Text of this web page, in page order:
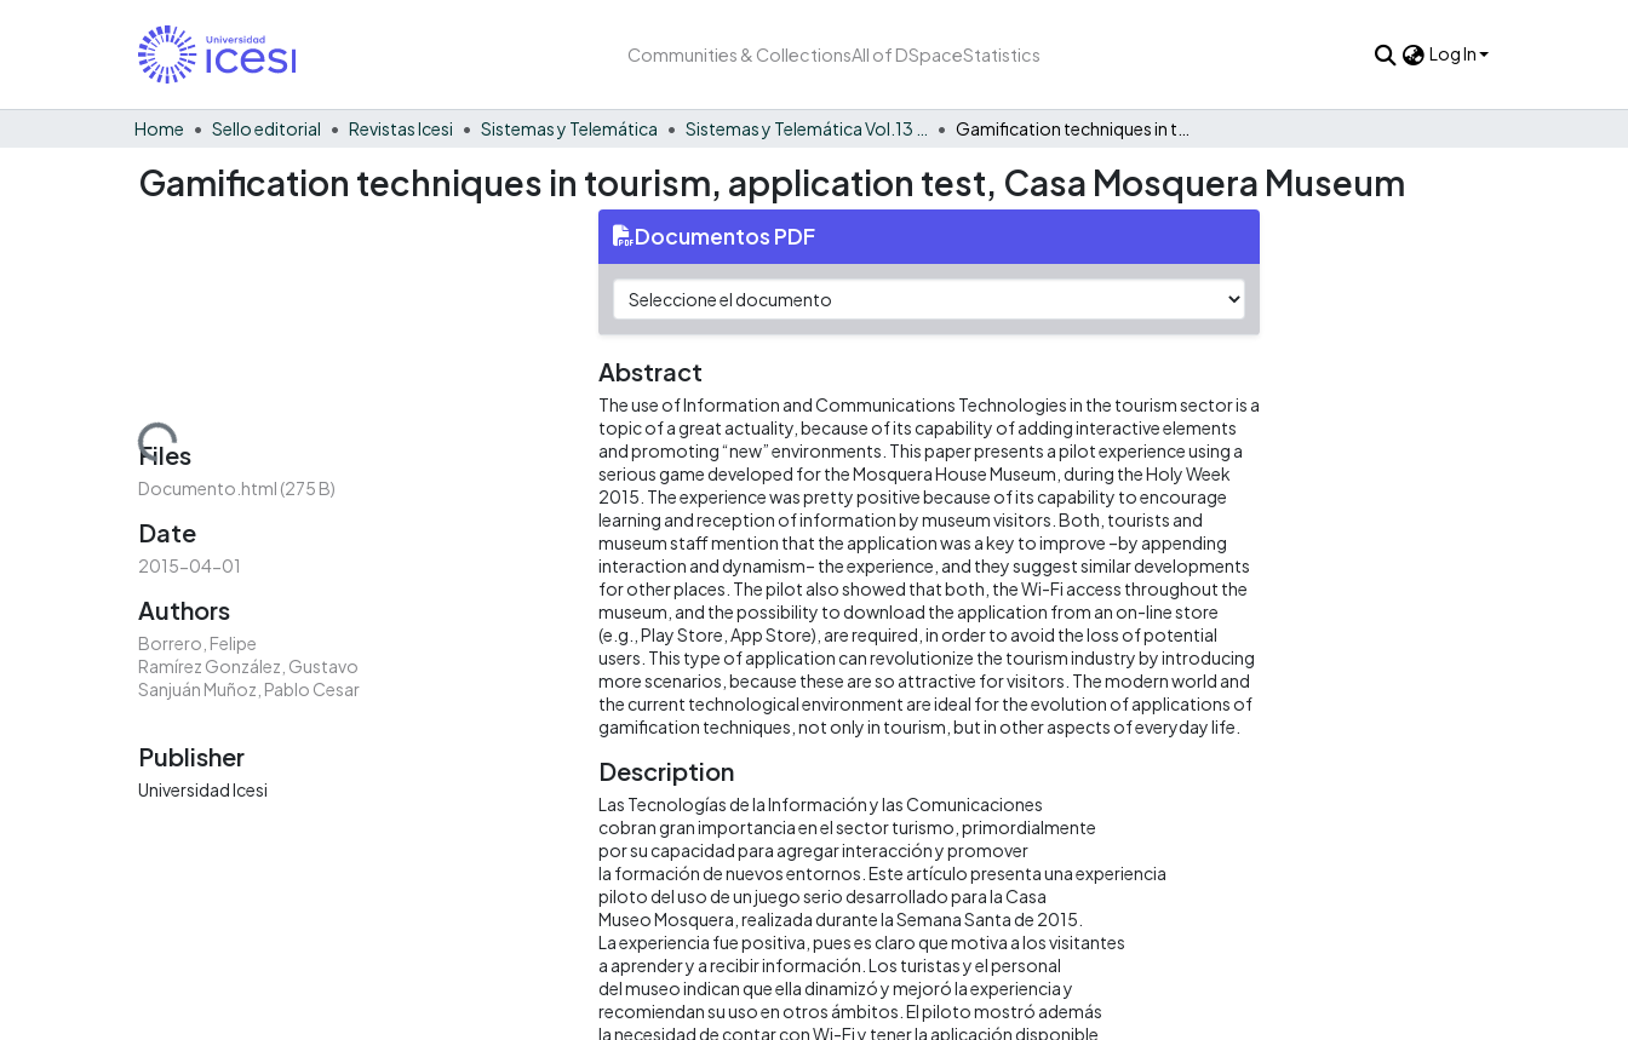
Communities & CollectionsAll of DSpaceStatistics Log In
Home Sello editorial Revistas Icesi Sistemas y Telemática
Gamification techniques in tourism, application test, Casa Mosquera Museum
Loading...
Files
Documento.html (275 B)
Date
2015-04-01
Authors
Borrero, Felipe
Ramírez González, Gustavo
Sanjuán Muñoz, Pablo Cesar
Publisher
Universidad Icesi
Documentos PDF
Abstract
The use of Information and Communications Technologies in the tourism sector is a
topic of a great actuality, because of its capability of adding interactive elements
and promoting “new” environments. This paper presents a pilot experience using a
serious game developed for the Mosquera House Museum, during the Holy Week
2015. The experience was pretty positive because of its capability to encourage
learning and reception of information by museum visitors. Both, tourists and
museum staff mention that the application was a key to improve –by appending
interaction and dynamism– the experience, and they suggest similar developments
for other places. The pilot also showed that both, the Wi-Fi access throughout the
museum, and the possibility to download the application from an on-line store
(e.g., Play Store, App Store), are required, in order to avoid the loss of potential
users. This type of application can revolutionize the tourism industry by introducing
more scenarios, because these are so attractive for visitors. The modern world and
the current technological environment are ideal for the evolution of applications of
gamification techniques, not only in tourism, but in other aspects of everyday life.
Description
Las Tecnologías de la Información y las Comunicaciones
cobran gran importancia en el sector turismo, primordialmente
por su capacidad para agregar interacción y promover
la formación de nuevos entornos. Este artículo presenta una experiencia
piloto del uso de un juego serio desarrollado para la Casa
Museo Mosquera, realizada durante la Semana Santa de 2015.
La experiencia fue positiva, pues es claro que motiva a los visitantes
a aprender y a recibir información. Los turistas y el personal
del museo indican que ella dinamizó y mejoró la experiencia y
recomiendan su uso en otros ámbitos. El piloto mostró además
la necesidad de contar con Wi-Fi y tener la aplicación disponible